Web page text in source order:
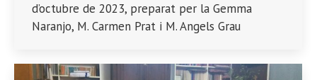
d’octubre de 2023, preparat per la Gemma
Naranjo, M. Carmen Prat i M. Angels Grau